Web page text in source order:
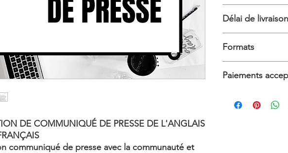
DE COMMUNIQUÉ DE PRESSE DE L'ANGLAIS
communiqué de presse avec la communauté et
Délai de livraison
Formats
Paiements